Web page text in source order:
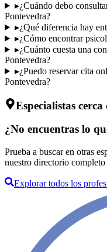
▸¿Cuándo debo
Pontevedra?
▸¿Qué diferencia hay
▸¿Cómo encontrar
▸¿Cuánto cuesta una
Pontevedra?
▸¿Puedo reservar cita
Pontevedra?
Especialistas
¿No encuentras lo
Prueba a buscar en otras
nuestro directorio
Explorar todos los